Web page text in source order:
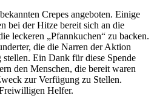
Crepes angeboten. Einige
bei der Hitze bereit sich an die
leckeren „Pfannkuchen“ zu backen.
die die Narren der Aktion
Ein Dank für diese Spende
den Menschen, die bereit waren
zur Verfügung zu Stellen.
Helfer.